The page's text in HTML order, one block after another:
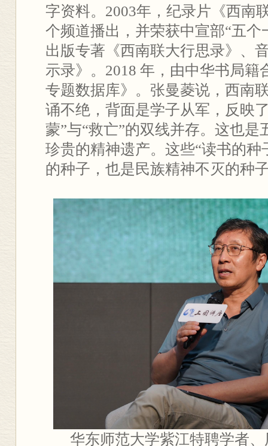
字资料。2003年，纪录片《西南
个频道播出，并荣获中宣部“五个
出版专著《西南联大行思录》、
示录》。2018 年，由中华书局籍
专题数据库》。张曼菱说，西南
诵不绝，背面是学子从军，反映
蒙”与“救亡”的双线并存。这也是
珍贵的精神遗产。这些“读书的种
的种子，也是民族精神不灭的种
华东师范大学紫江特聘学者